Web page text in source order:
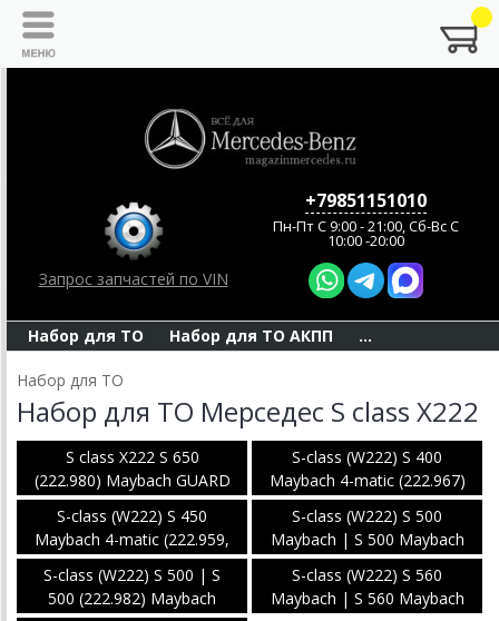
Запрос запчастей по VIN
+79851151010
Пн-Пт C 9:00 - 21:00, Сб-Вс С
10:00 -20:00
Набор для ТО Набор для ТО АКПП ...
Набор для ТО
Набор для ТО Мерседес S class X222
S class X222 S 650
(222.980) Maybach GUARD
630л.с
S-class (W222) S 400
Maybach 4-matic (222.967)
S-class (W222) S 450
Maybach 4-matic (222.959,
222.964) 367 л.с
S-class (W222) S 500
Maybach | S 500 Maybach
4-matic (222.982, 222.985)
455 л.с
S-class (W222) S 500 | S
500 (222.982) Maybach
S-class (W222) S 560
Maybach | S 560 Maybach